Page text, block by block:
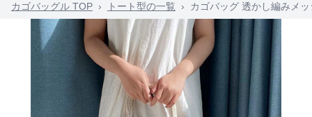
カゴバッグル TOP › トート型の一覧 › カゴバッグ 透かし編みメ